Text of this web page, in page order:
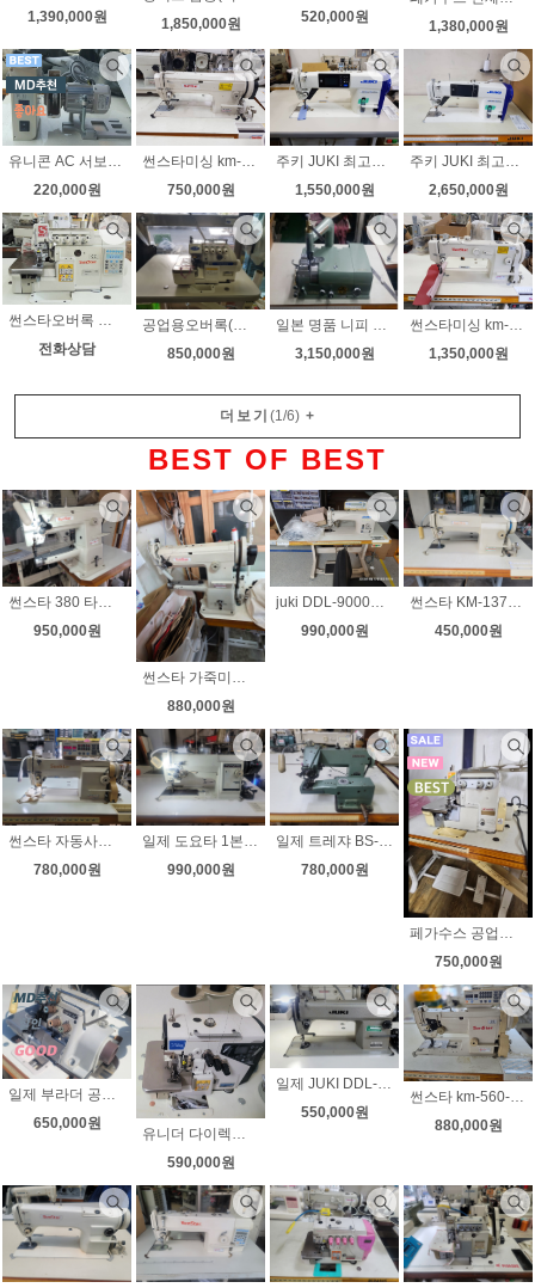
1,390,000원
1,850,000원
520,000원
1,380,000원
유니콘 AC 서보모터 UTECH5-NP-L 각종 공업용미싱에 부착 무소음 검출기(바늘 상하정지)가능 검출기별도
220,000원
썬스타미싱 km-340bl 상하송 왕가마 무소음모터 무료배송
750,000원
주키 JUKI 최고급 보급형(새제품) 자동사절미싱 DDL-9000C-SMS 노루발자동 노루발10가지 전국무료배송
1,550,000원
주키 JUKI 최고급 풀옵션 자동사절미싱 DDL-9000C-FMS 노루발10가지 전국무료배송
2,650,000원
썬스타오버록 전시상품 최신형 유니트직결형 SCE-9214 니혼오버록 노루발자동올림장치 잔사자동컷팅 내장 전국무료배송
전화상담
공업용오버록(새제품) 브리텍스 747D 다이렉트 무소음 니혼오버 인타록 전국무료배송
850,000원
일본 명품 니피 스카이빙(새제품) NY-201 강력한 무소음모터 전국무료배송
3,150,000원
썬스타미싱 km-640bl 롱암 상하송미싱 가죽미싱 천막미싱 후물용미싱 강력한 서보모터
1,350,000원
더보기 (1/6)+
BEST OF BEST
썬스타 380 타프미싱 무소음모터 속도조절 상하정지 모터부착 상태좋아요
950,000원
썬스타 가죽미싱 km-380 무소음모터 속도조절 상태좋아요
880,000원
juki DDL-9000B SH 다이렉트 자동사절미싱 후물용 무소음 속도조절 상태좋아요
990,000원
썬스타 KM-137A 공업용미싱 국내생산 수선실 현수막 기타
450,000원
썬스타 자동사절미싱 신형 KM-235A-7S 무소음 속도조절
780,000원
일제 도요타 1본침 총합송 자동사절미싱 무소음 속도조절 노루발자동 천막미싱 차광막미싱
990,000원
일제 트레쟈 BS-831 고급 스쿠이미싱 단뜨기미싱 무소음 속도조절 8윌 30일까지 초특가판매
780,000원
페가수스 공업용오버록 m800 무소음 속도조절 상태아주좋아요
750,000원
일제 부라더 공업용오버록 니혼오버 무소음 속도조절 상태좋아요
650,000원
유니더 다이렉트 공업용오버록 무소음 속도조절 상태좋아요
590,000원
일제 JUKI DDL-5550N 공업용미싱 일본직수입 상태좋아요 무소음 속도조절
550,000원
썬스타 km-560-7 총합송 자동사절미싱 후물용미싱 가죽 천막 쇼파
880,000원